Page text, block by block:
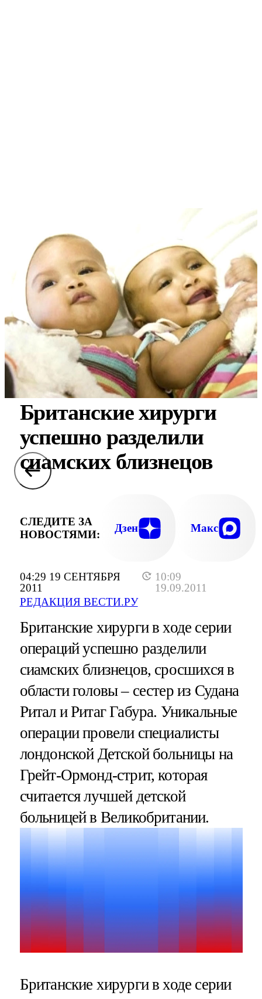
04:29 19 СЕНТЯБРЯ
2011
10:09
19.09.2011
РЕДАКЦИЯ ВЕСТИ.РУ
Британские хирурги
успешно разделили
сиамских близнецов
СЛЕДИТЕ ЗА
НОВОСТЯМИ:
Дзен Макс
Британские хирурги в ходе серии
операций успешно разделили
сиамских близнецов, сросшихся в
области головы – сестер из Судана
Ритал и Ритаг Габура. Уникальные
операции провели специалисты
лондонской Детской больницы на
Грейт-Ормонд-стрит, которая
считается лучшей детской
больницей в Великобритании.
Британские хирурги в ходе серии